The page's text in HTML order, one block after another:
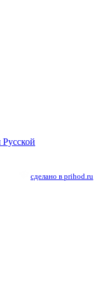
Русской
сделано в prihod.ru